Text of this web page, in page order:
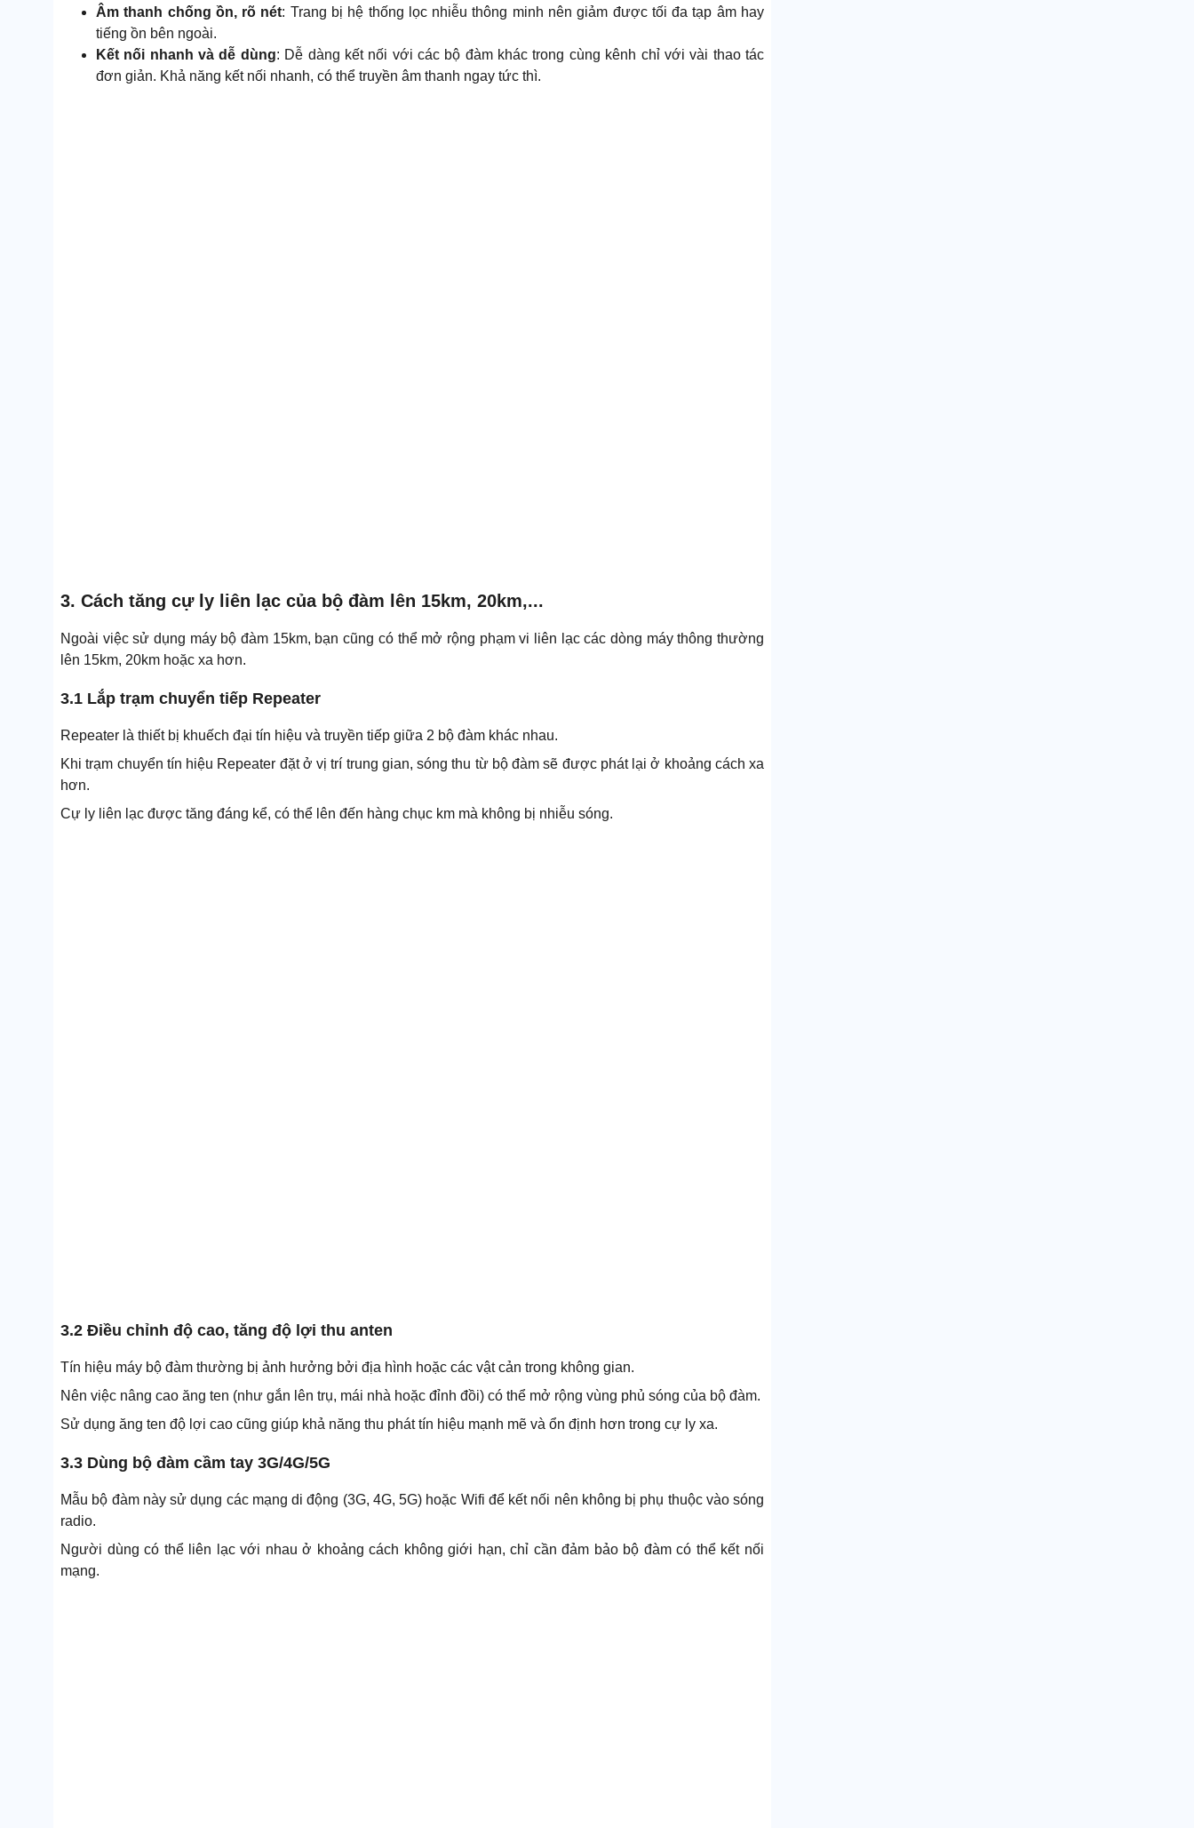
Âm thanh chống ồn, rõ nét: Trang bị hệ thống lọc nhiễu thông minh nên giảm được tối đa tạp âm hay
tiếng ồn bên ngoài.
Kết nối nhanh và dễ dùng: Dễ dàng kết nối với các bộ đàm khác trong cùng kênh chỉ với vài thao tác
đơn giản. Khả năng kết nối nhanh, có thể truyền âm thanh ngay tức thì.
3. Cách tăng cự ly liên lạc của bộ đàm lên 15km, 20km,...
Ngoài việc sử dụng máy bộ đàm 15km, bạn cũng có thể mở rộng phạm vi liên lạc các dòng máy thông thường
lên 15km, 20km hoặc xa hơn.
3.1 Lắp trạm chuyển tiếp Repeater
Repeater là thiết bị khuếch đại tín hiệu và truyền tiếp giữa 2 bộ đàm khác nhau.
Khi trạm chuyển tín hiệu Repeater đặt ở vị trí trung gian, sóng thu từ bộ đàm sẽ được phát lại ở khoảng cách xa
hơn.
Cự ly liên lạc được tăng đáng kể, có thể lên đến hàng chục km mà không bị nhiễu sóng.
3.2 Điều chỉnh độ cao, tăng độ lợi thu anten
Tín hiệu máy bộ đàm thường bị ảnh hưởng bởi địa hình hoặc các vật cản trong không gian.
Nên việc nâng cao ăng ten (như gắn lên trụ, mái nhà hoặc đỉnh đồi) có thể mở rộng vùng phủ sóng của bộ đàm.
Sử dụng ăng ten độ lợi cao cũng giúp khả năng thu phát tín hiệu mạnh mẽ và ổn định hơn trong cự ly xa.
3.3 Dùng bộ đàm cầm tay 3G/4G/5G
Mẫu bộ đàm này sử dụng các mạng di động (3G, 4G, 5G) hoặc Wifi để kết nối nên không bị phụ thuộc vào sóng
radio.
Người dùng có thể liên lạc với nhau ở khoảng cách không giới hạn, chỉ cần đảm bảo bộ đàm có thể kết nối
mạng.